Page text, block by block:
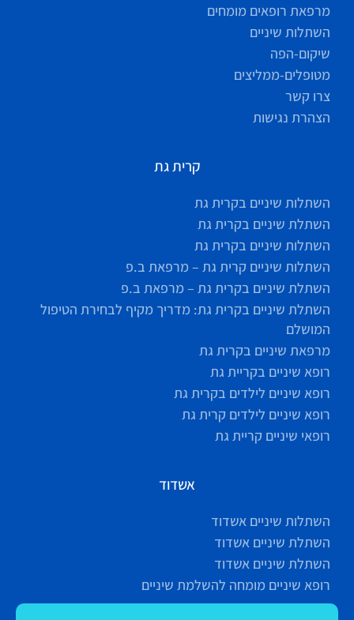
מרפאת רופאים מומחים
השתלות שיניים
שיקום-הפה
מטופלים-ממליצים
צרו קשר
הצהרת נגישות
קרית גת
השתלות שיניים בקרית גת
השתלת שיניים בקרית גת
השתלות שיניים בקרית גת
השתלות שיניים קרית גת – מרפאת ב.פ
השתלת שיניים בקרית גת – מרפאת ב.פ
השתלת שיניים בקרית גת: מדריך מקיף לבחירת הטיפול
המושלם
מרפאת שיניים בקרית גת
רופא שיניים בקריית גת
רופא שיניים לילדים בקרית גת
רופא שיניים לילדים קרית גת
רופאי שיניים קריית גת
אשדוד
השתלות שיניים אשדוד
השתלת שיניים אשדוד
השתלת שיניים אשדוד
רופא שיניים מומחה להשלמת שיניים